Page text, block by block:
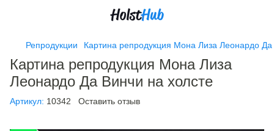
Репродукции Картина репродукция Мона Лиза Леонардо Да
Картина репродукция Мона Лиза
Леонардо Да Винчи на холсте
Артикул: 10342 Оставить отзыв